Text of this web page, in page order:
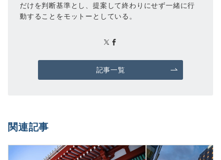
だけを判断基準とし、提案して終わりにせず一緒に行
動することをモットーとしている。
記事一覧
関連記事